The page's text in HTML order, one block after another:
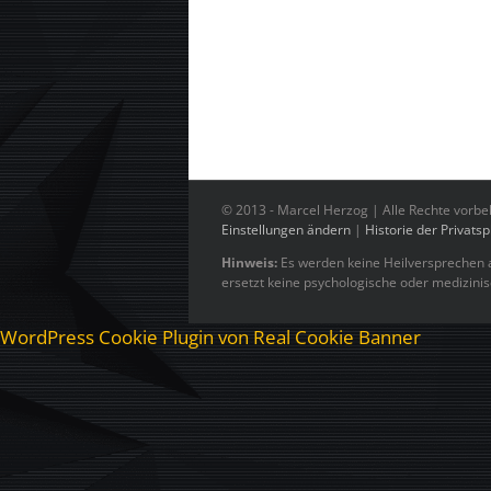
© 2013 - Marcel Herzog | Alle Rechte
Einstellungen ändern | Historie der
Hinweis: Es werden keine
ersetzt keine psychologische oder
WordPress Cookie Plugin von Real Cookie Banner